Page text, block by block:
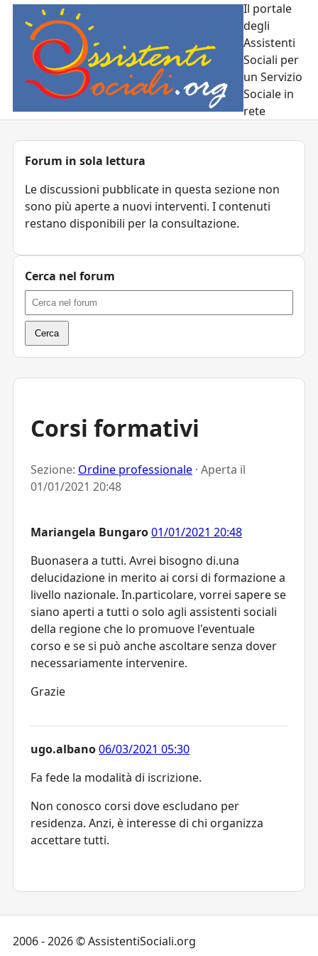
Il portale
degli
Assistenti
Sociali per
un Servizio
Sociale in
rete
Corsi formativi
Sezione: Ordine professionale · Aperta il
01/01/2021 20:48
Mariangela Bungaro01/01/2021 20:48
Buonasera a tutti. Avrei bisogno di.una
delucidazione in merito ai corsi di formazione a
livello nazionale. In.particolare, vorrei sapere se
siano aperti a tutti o solo agli assistenti sociali
della regione che lo promuove l'eventuale
corso e se si può anche ascoltare senza dover
necessariamente intervenire.
Grazie
ugo.albano06/03/2021 05:30
Fa fede la modalità di iscrizione.
Non conosco corsi dove escludano per
residenza. Anzi, è interesse di chi organizza
accettare tutti.
Forum in sola lettura
Le discussioni pubblicate in questa sezione non
sono più aperte a nuovi interventi. I contenuti
restano disponibili per la consultazione.
Cerca nel forum
Cerca
2006 - 2026 © AssistentiSociali.org